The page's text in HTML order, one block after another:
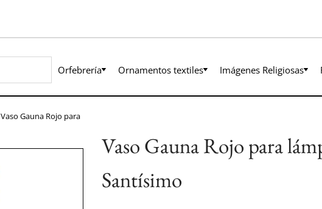
Orfebrería Ornamentos textiles Imágenes Religiosas
Vaso Gauna Rojo para
Vaso Gauna Rojo para
Santísimo